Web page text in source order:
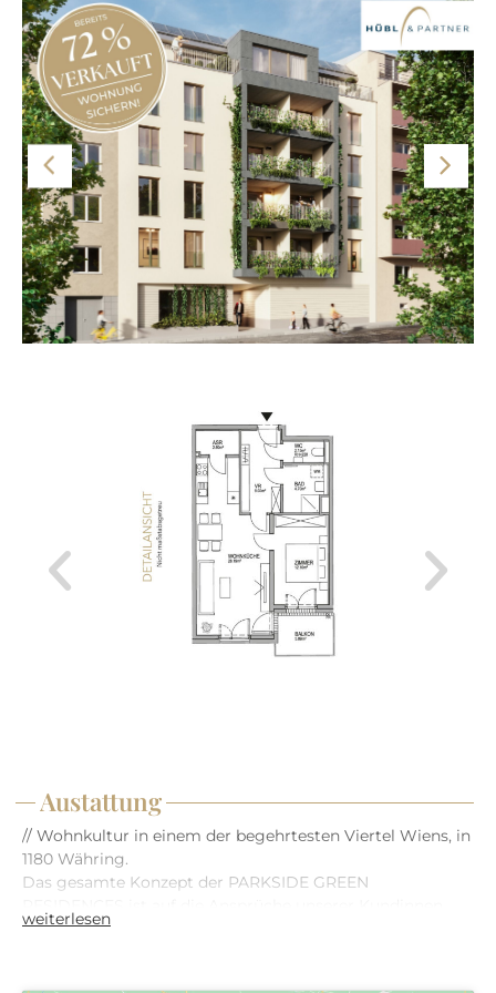
Abstellraum sorgen für noch mehr Komfort. Die
Wohnung verbindet zeitgemäße, hochqualitative
Ausstattung mit modernem Design. Ein
wohltemperiertes Raumklima wird von der
Bauteilaktivierung sichergestellt.
Die Anlegerwohnung ist mit einer maßgeschneiderten
Einbauküche inkl. Markengeräten ausgestattet.
ACHTUNG VORSORGE-/INVESTORENWOHNUNG!
Bei dieser Wohnung handelt es sich um eine
VORSORGE-/INVESTORENWOHNUNG, welche auf
mindestens 20 Jahre vermietet werden muss. Der
Verkaufspreis versteht sich netto exkl. 20 % USt. und inkl.
Küche. Gerne kann diese auch als Eigentumswohnung zur
Eigennutzung erworben werden. Kontaktieren Sie uns
Wohnungen des Projekts finden Sie außerdem unter
Hinweis: Die Bilder sind als Beispiele angeführt. Die
Aufteilung der jeweiligen Wohnung ist dem Grundriss zu
entnehmen. Sämtliche Visualisierungen sind
Symboldarstellungen und stellen den derzeitigen
Planungsstand dar.
Der Kauf ist provisionsfrei für die Käuferin oder den
Austattung
// Wohnkultur in einem der begehrtesten Viertel Wiens, in
1180 Währing.
Das gesamte Konzept der PARKSIDE GREEN
und Kunden ausgerichtet. Auf Basis unserer Erfahrung
weiterlesen